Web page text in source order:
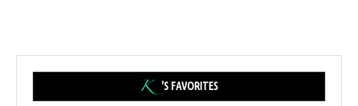
'S FAVORITES